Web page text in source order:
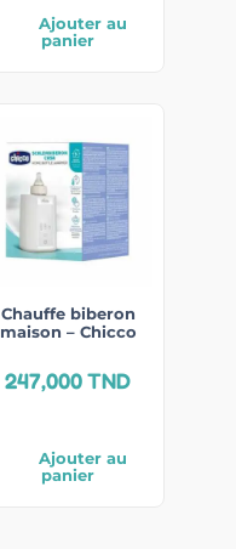
Ajouter au
panier
Chauffe biberon
maison – Chicco
247,000TND
Ajouter au
panier